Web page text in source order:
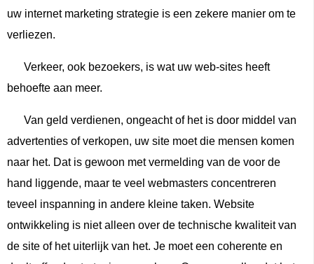
uw internet marketing strategie is een zekere manier om te
verliezen.
Verkeer, ook bezoekers, is wat uw web-sites heeft
behoefte aan meer.
Van geld verdienen, ongeacht of het is door middel van
advertenties of verkopen, uw site moet die mensen komen
naar het. Dat is gewoon met vermelding van de voor de
hand liggende, maar te veel webmasters concentreren
teveel inspanning in andere kleine taken. Website
ontwikkeling is niet alleen over de technische kwaliteit van
de site of het uiterlijk van het. Je moet een coherente en